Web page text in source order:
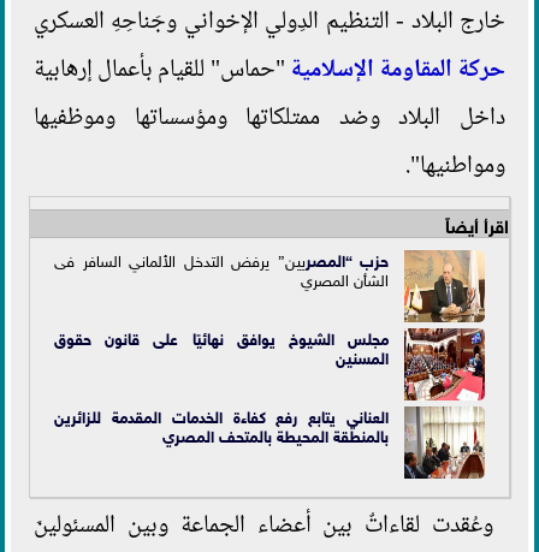
خارج البلاد - التنظيم الدِولي الإخواني وجَناحِهِ العسكري
حركة المقاومة الإسلامية "حماس" للقيام بأعمال إرهابية
داخل البلاد وضد ممتلكاتها ومؤسساتها وموظفيها
ومواطنيها".
اقرأ أيضاً
حزب “المصريين” يرفض التدخل الألماني السافر فى
الشأن المصري
مجلس الشيوخ يوافق نهائيًا على قانون حقوق
المسنين
العناني يتابع رفع كفاءة الخدمات المقدمة للزائرين
بالمنطقة المحيطة بالمتحف المصري
وعُقدت لقاءاتٌ بين أعضاء الجماعة وبين المسئولينَ